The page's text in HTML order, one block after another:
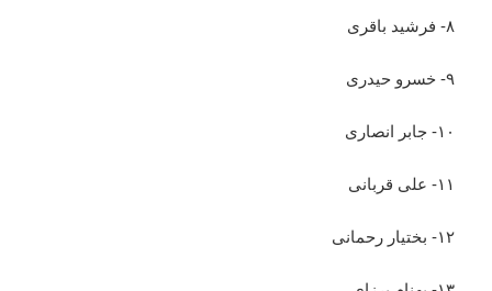
۸- فرشید باقری
۹- خسرو حیدری
۱۰- جابر انصاری
۱۱- علی قربانی
۱۲- بختیار رحمانی